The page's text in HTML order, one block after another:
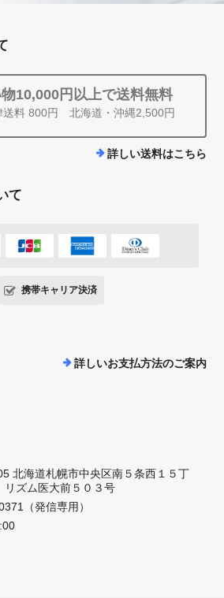
10,000円以上で送料無料
送料 800円 北海道・沖縄2,500円
詳しい送料はこちら
て
携帯キャリア決済
詳しいお支払方法のご案内
北海道札幌市中央区南５条西１５丁
ズム医大前５０３号
（発信専用）